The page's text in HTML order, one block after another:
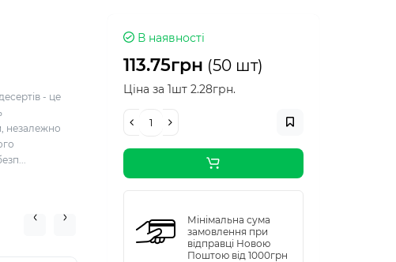
- це
незалежно
В наявності
113.75грн (50 шт)
Ціна за 1шт 2.28грн.
Мінімальна сума
замовлення при
відправці Новою
Поштою від 1000грн